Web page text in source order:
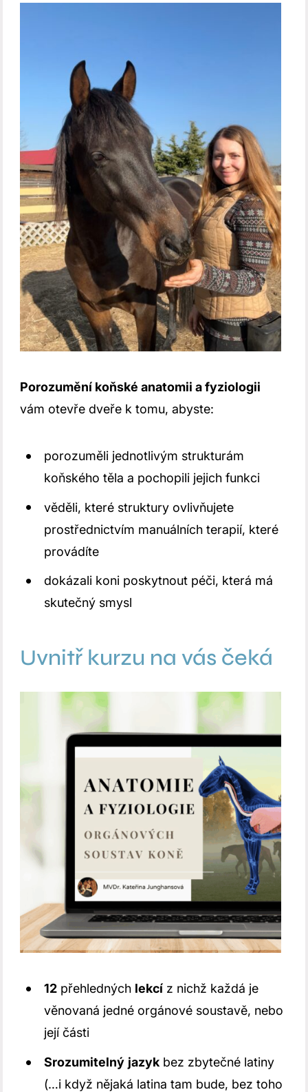
Porozumění koňské anatomii a fyziologii
vám otevře dveře k tomu, abyste:
porozuměli jednotlivým strukturám
koňského těla a pochopili jejich funkci
věděli, které struktury ovlivňujete
prostřednictvím manuálních terapií, které
provádíte
dokázali koni poskytnout péči, která má
skutečný smysl
Uvnitř kurzu na vás čeká
12 přehledných lekcí z nichž každá je
věnovaná jedné orgánové soustavě, nebo
její části
Srozumitelný jazyk bez zbytečné latiny
(…i když nějaká latina tam bude, bez toho